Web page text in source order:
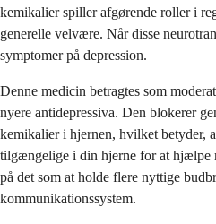
kemikalier spiller afgørende roller i
generelle velvære. Når disse
symptomer på depression.
Denne medicin betragtes som
nyere antidepressiva. Den blokerer
kemikalier i hjernen, hvilket betyder,
tilgængelige i din hjerne for at hjælpe
på det som at holde flere nyttige
kommunikationssystem.